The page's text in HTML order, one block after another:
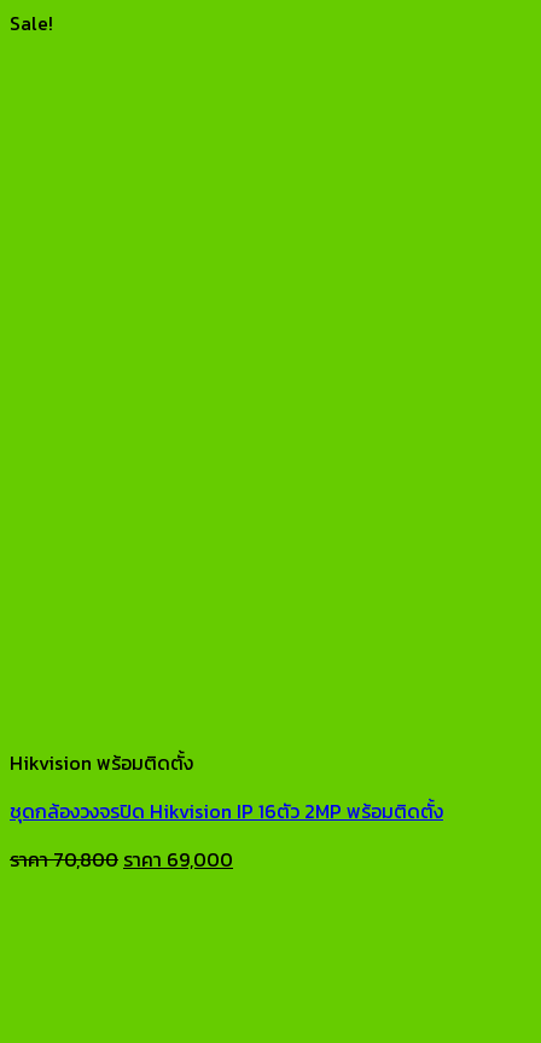
Sale!
Hikvision พร้อมติดตั้ง
ชุดกล้องวงจรปิด Hikvision IP 16ตัว 2MP พร้อมติดตั้ง
ราคา70,800 Original
ราคา 69,000